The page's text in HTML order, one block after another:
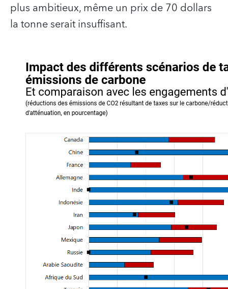
plus ambitieux, même un prix de 70 dollars
la tonne serait insuffisant.